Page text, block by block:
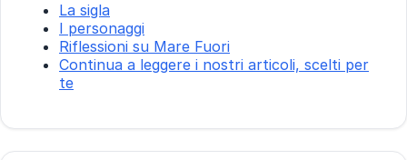
La sigla
I personaggi
Riflessioni su Mare Fuori
Continua a leggere i nostri articoli, scelti per
te